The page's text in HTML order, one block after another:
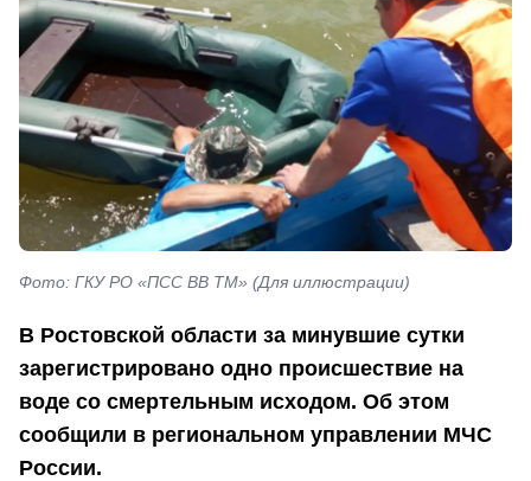
Фото: ГКУ РО «ПСС ВВ ТМ» (Для иллюстрации)
В Ростовской области за минувшие сутки
зарегистрировано одно происшествие на
воде со смертельным исходом. Об этом
сообщили в региональном управлении МЧС
России.